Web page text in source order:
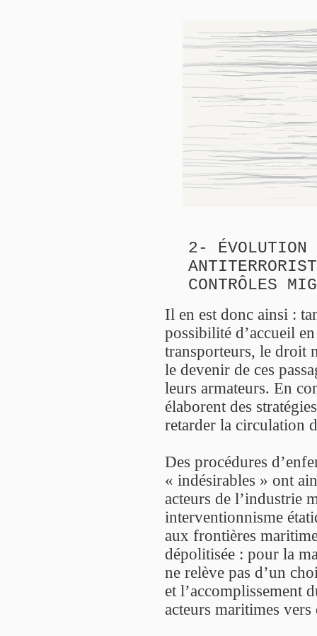
2- ÉVOLUTION
CONTRÔLES
Il en est donc ainsi :
possibilité d’accueil
transporteurs, le droit
le devenir de ces
leurs armateurs. En
élaborent des
retarder la circulation
Des procédures
« indésirables » ont
acteurs de l’industrie
interventionnisme
aux frontières
dépolitisée : pour la
ne relève pas d’un
et l’accomplissement
acteurs maritimes